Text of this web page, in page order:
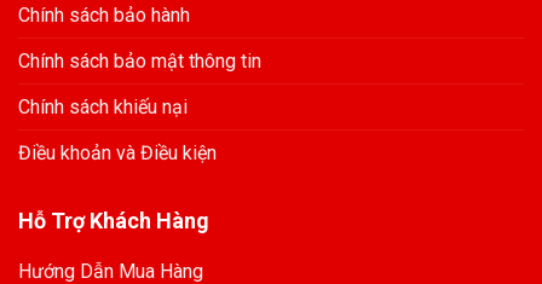
Chính sách bảo hành
Chính sách bảo mật thông tin
Chính sách khiếu nại
Điều khoản và Điều kiện
Hỗ Trợ Khách Hàng
Hướng Dẫn Mua Hàng